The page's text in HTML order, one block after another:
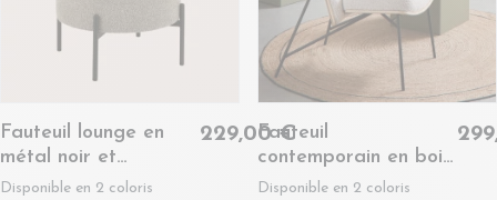
Fauteuil lounge en
métal noir et
bouclette - GERDA
Disponible en 2 coloris
229,00 €
Fauteuil
contemporain en bois
et tissu bouclette -
Disponible en 2 coloris